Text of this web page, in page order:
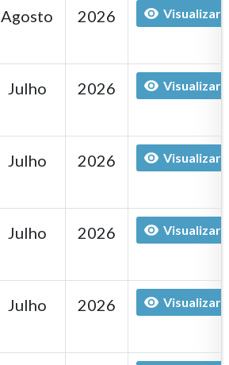
Agosto 2026 Visualizar
Julho 2026 Visualizar
Julho 2026 Visualizar
Julho 2026 Visualizar
Julho 2026 Visualizar